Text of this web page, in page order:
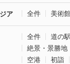
ア
全件 美術
全件 道の駅
絶景・景勝地
空港
初詣